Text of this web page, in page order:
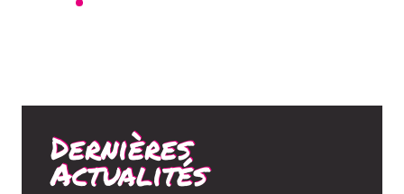
Dernières
Actualités